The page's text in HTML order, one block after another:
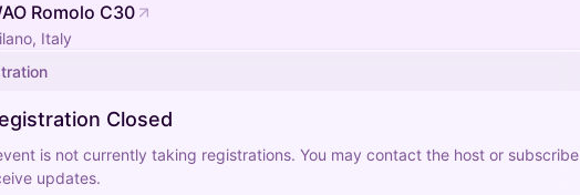
Romolo C30
Italy
Closed
is not currently taking registrations. You may contact the host or subscribe
updates.